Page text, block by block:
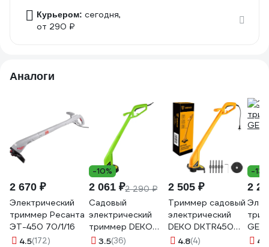
Курьером: сегодня,
от 290 ₽
Аналоги
2 670 ₽
Электрический
триммер Ресанта
ЭТ-450 70/1/16
4.5(172)
-10%
2 061 ₽2 290 ₽
Садовый
электрический
триммер DEKO
DKTR400 063-
3.5(36)
2 505 ₽
Триммер садовый
электрический
DEKO DKTR450
065-1240
4.8(4)
-13%
2
4.3